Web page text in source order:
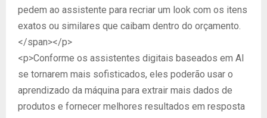
pedem ao assistente para recriar um look com os itens
exatos ou similares que caibam dentro do orçamento.
</span></p>
<p>Conforme os assistentes digitais baseados em AI
se tornarem mais sofisticados, eles poderão usar o
aprendizado da máquina para extrair mais dados de
produtos e fornecer melhores resultados em resposta